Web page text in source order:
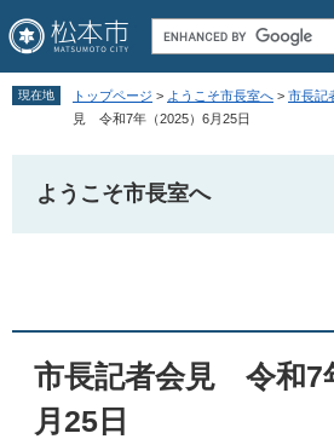
ペ
ジ
す
メ
ュ
し
現在地 トップページ > ようこそ市長室へ > 市長記
見 令和7年（2025）6月25日
ようこそ市長室へ
市長記者会見 令和7
月25日